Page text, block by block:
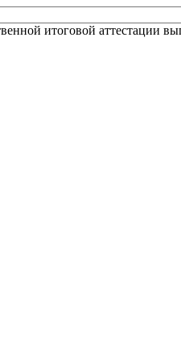
итоговой аттестации